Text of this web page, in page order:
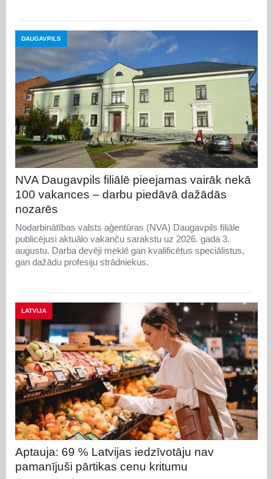
DAUGAVPILS
NVA Daugavpils filiālē pieejamas vairāk nekā
100 vakances – darbu piedāvā dažādās
nozarēs
Nodarbinātības valsts aģentūras (NVA) Daugavpils filiāle
publicējusi aktuālo vakanču sarakstu uz 2026. gada 3.
augustu. Darba devēji meklē gan kvalificētus speciālistus,
gan dažādu profesiju strādniekus.
LATVIJA
Aptauja: 69 % Latvijas iedzīvotāju nav
pamanījuši pārtikas cenu kritumu